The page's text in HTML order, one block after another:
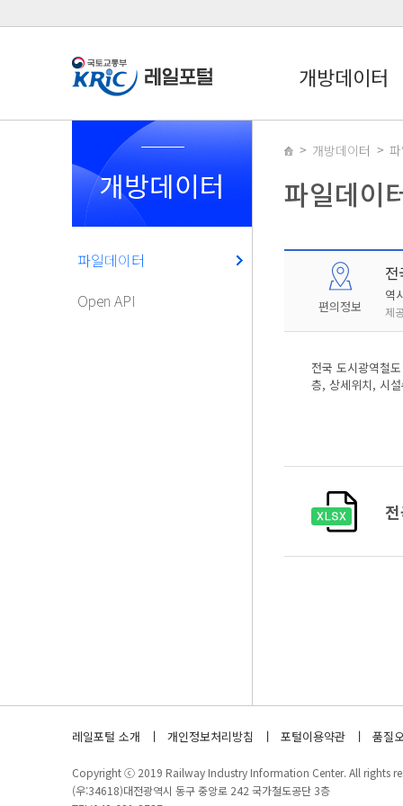
개방데이터
개방데이터
파일데이터
Open API
개방데이터
파일데이
편의정보
역
제
전국 도시광역철
층, 상세위치, 시
레일포털 소개 개인정보처리방침 포털이용약관 품질
Copyright ⓒ 2019 Railway Industry Information Center. All rights
(우:34618)대전광역시 동구 중앙로 242 국가철도공단 3층